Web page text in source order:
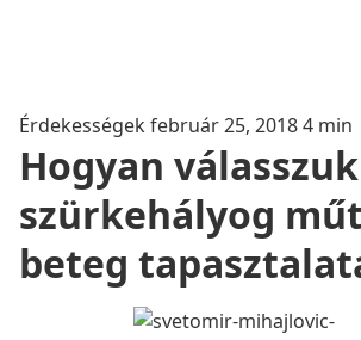
Érdekességekfebruár 25, 20184 min
Hogyan
szürkehályog
beteg